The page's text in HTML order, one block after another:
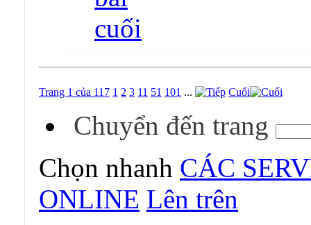
Trang 1 của 117 1 2 3 11 51 101 ... Cuối
Chuyển đến trang
Chọn nhanh CÁC
ONLINE Lên trên